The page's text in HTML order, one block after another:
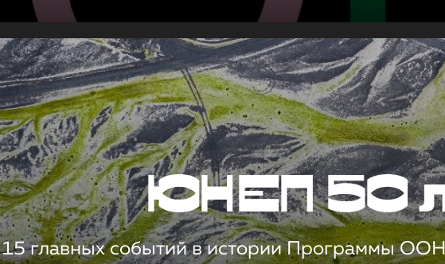
ЮНЕП 50
15 главных событий в истории Программы